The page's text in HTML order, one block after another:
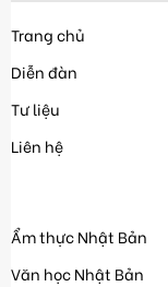
Trang chủ
Diễn đàn
Tư liệu
Liên hệ
Ẩm thực Nhật Bản
Văn học Nhật Bản